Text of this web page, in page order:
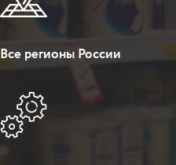
Все регионы России